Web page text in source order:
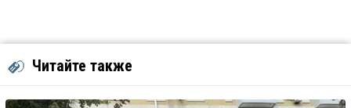
Читайте также